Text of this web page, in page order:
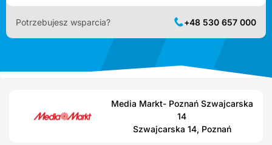
Potrzebujesz wsparcia? +48 530 657 000
Media Markt- Poznań Szwajcarska
14
Szwajcarska 14, Poznań